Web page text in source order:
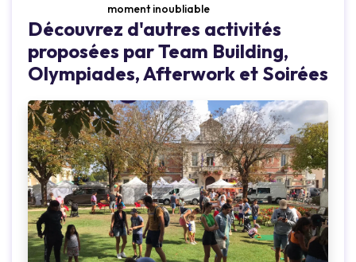
moment inoubliable
Découvrez d'autres activités
proposées par Team Building,
Olympiades, Afterwork et Soirées
Loading...